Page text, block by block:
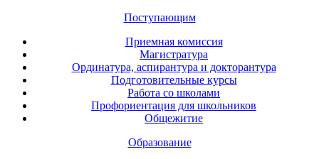
Поступающим
Приемная комиссия
Магистратура
Ординатура, аспирантура и докторантура
Подготовительные курсы
Работа со школами
Профориентация для школьников
Общежитие
Образование